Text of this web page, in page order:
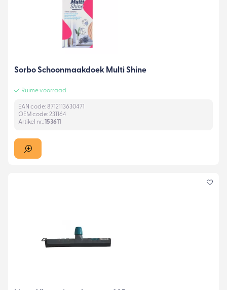
Sorbo Schoonmaakdoek Multi Shine
Ruime voorraad
EAN code: 8712113630471
OEM code: 231164
Artikel nr.:153611